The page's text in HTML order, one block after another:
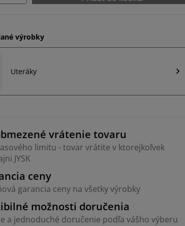
výrobky
Uteráky
vrátenie tovaru
limitu - tovar vrátite v ktorejkoľvek
JYSK
ceny
garancia ceny na všetky výrobky
možnosti doručenia
a jednoduché doručenie podľa vášho výberu